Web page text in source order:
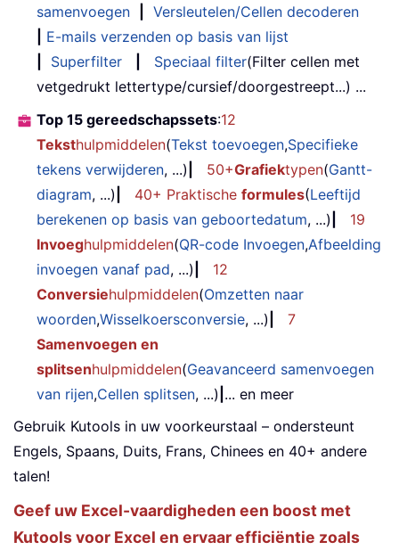
samenvoegen
Versleutelen/Cellen decoderen
E-mails verzenden op basis van lijst
Superfilter Speciaal filter(Filter cellen met
vetgedrukt lettertype/cursief/doorgestreept...) ...
Top 15 gereedschapssets:12
Teksthulpmiddelen(Tekst toevoegen,Specifieke
tekens verwijderen, ...) 50+Grafiektypen(Gantt-
diagram, ...) 40+ Praktische formules(Leeftijd
berekenen op basis van geboortedatum, ...)
19
Invoeghulpmiddelen(QR-code Invoegen,Afbeelding
invoegen vanaf pad, ...)
12
Conversiehulpmiddelen(Omzetten naar
woorden,Wisselkoersconversie, ...)
7
Samenvoegen en
splitsenhulpmiddelen(Geavanceerd samenvoegen
van rijen,Cellen splitsen, ...) ... en meer
Gebruik Kutools in uw voorkeurstaal – ondersteunt
Engels, Spaans, Duits, Frans, Chinees en 40+ andere
talen!
Geef uw Excel-vaardigheden een boost met
Kutools voor Excel en ervaar efficiëntie zoals